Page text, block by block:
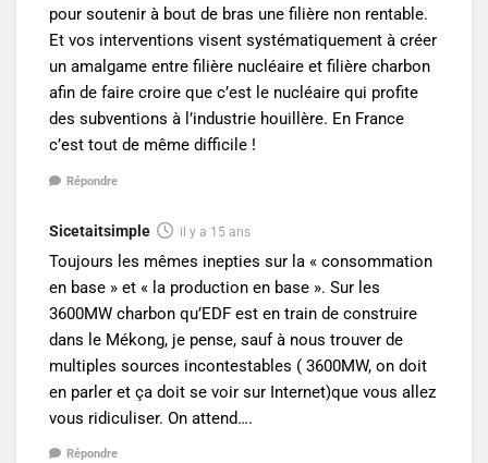
pour soutenir à bout de bras une filière non rentable.
Et vos interventions visent systématiquement à créer
un amalgame entre filière nucléaire et filière charbon
afin de faire croire que c’est le nucléaire qui profite
des subventions à l’industrie houillère. En France
c’est tout de même difficile !
Répondre
Sicetaitsimple il y a 15 ans
Toujours les mêmes inepties sur la « consommation
en base » et « la production en base ». Sur les
3600MW charbon qu’EDF est en train de construire
dans le Mékong, je pense, sauf à nous trouver de
multiples sources incontestables ( 3600MW, on doit
en parler et ça doit se voir sur Internet)que vous allez
vous ridiculiser. On attend….
Répondre